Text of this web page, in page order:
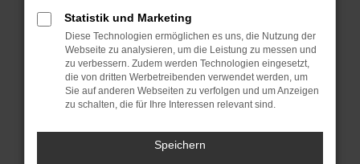
Manche Erweiterungen, wie Werbeblocker,
können das Laden bestimmter Seiten
verhindern. Funktioniert die Seite in einem
anderen Browser oder in einem privaten
Fenster?
Das kann manchmal helfen, vorübergehende
Probleme zu beheben.
Statistik und Marketing
Diese Technologien ermöglichen es uns, die Nutzung der
Webseite zu analysieren, um die Leistung zu messen und
zu verbessern. Zudem werden Technologien eingesetzt,
die von dritten Werbetreibenden verwendet werden, um
Sie auf anderen Webseiten zu verfolgen und um Anzeigen
zu schalten, die für Ihre Interessen relevant sind.
Speichern